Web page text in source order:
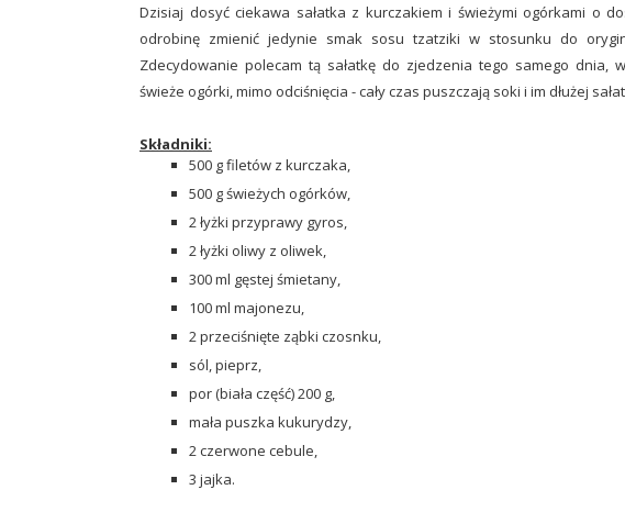
Dzisiaj dosyć ciekawa sałatka z kurczakiem i świeżymi ogórkami o
odrobinę zmienić jedynie smak sosu tzatziki w stosunku do
Zdecydowanie polecam tą sałatkę do zjedzenia tego samego dnia,
świeże ogórki, mimo odciśnięcia - cały czas puszczają soki i im dłużej
Składniki:
500 g filetów z kurczaka,
500 g świeżych ogórków,
2 łyżki przyprawy gyros,
2 łyżki oliwy z oliwek,
300 ml gęstej śmietany,
100 ml majonezu,
2 przeciśnięte ząbki czosnku,
sól, pieprz,
por (biała część) 200 g,
mała puszka kukurydzy,
2 czerwone cebule,
3 jajka.